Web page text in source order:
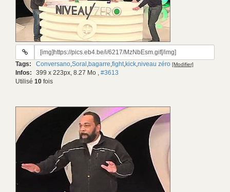
URL
gif:
Tags: Conversano,Soral ,bagarre,fight,kick,niveau zéro [Modifier]
Infos: 399 x 223px, 8.27 Mo , #3613
Utilisé 10 fois